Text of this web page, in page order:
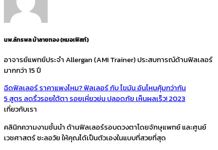
นพ.ลัทธพล ม้าลายทอง (หมอเฟิสท์)
อาจารย์แพทย์ประจำ Allergan (AMI Trainer) ประสบการณ์ด้านฟิลเลอร์
มากกว่า 15 ปี
ฉีดฟิลเลอร์ ราคาแพงไหม? ฟิลเลอร์ กับ ไขมัน อันไหนคุ้มกว่ากัน
5 สูตร ลดริ้วรอยใต้ตา รอยเหี่ยวย่น ปลอดภัย เห็นผลเร็ว! 2023
เกี่ยวกับเรา
คลินิกความงามชั้นนำ ด้านฟิลเลอร์รอบดวงตาโดยจักษุแพทย์ และศูนย์
เวชศาสตร์ ชะลอวัย ให้คุณได้เป็นตัวเองในแบบที่สวยที่สุด